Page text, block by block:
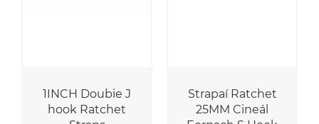
1INCH Doubie J
hook Ratchet
Strapaí Ratchet
25MM Cineál